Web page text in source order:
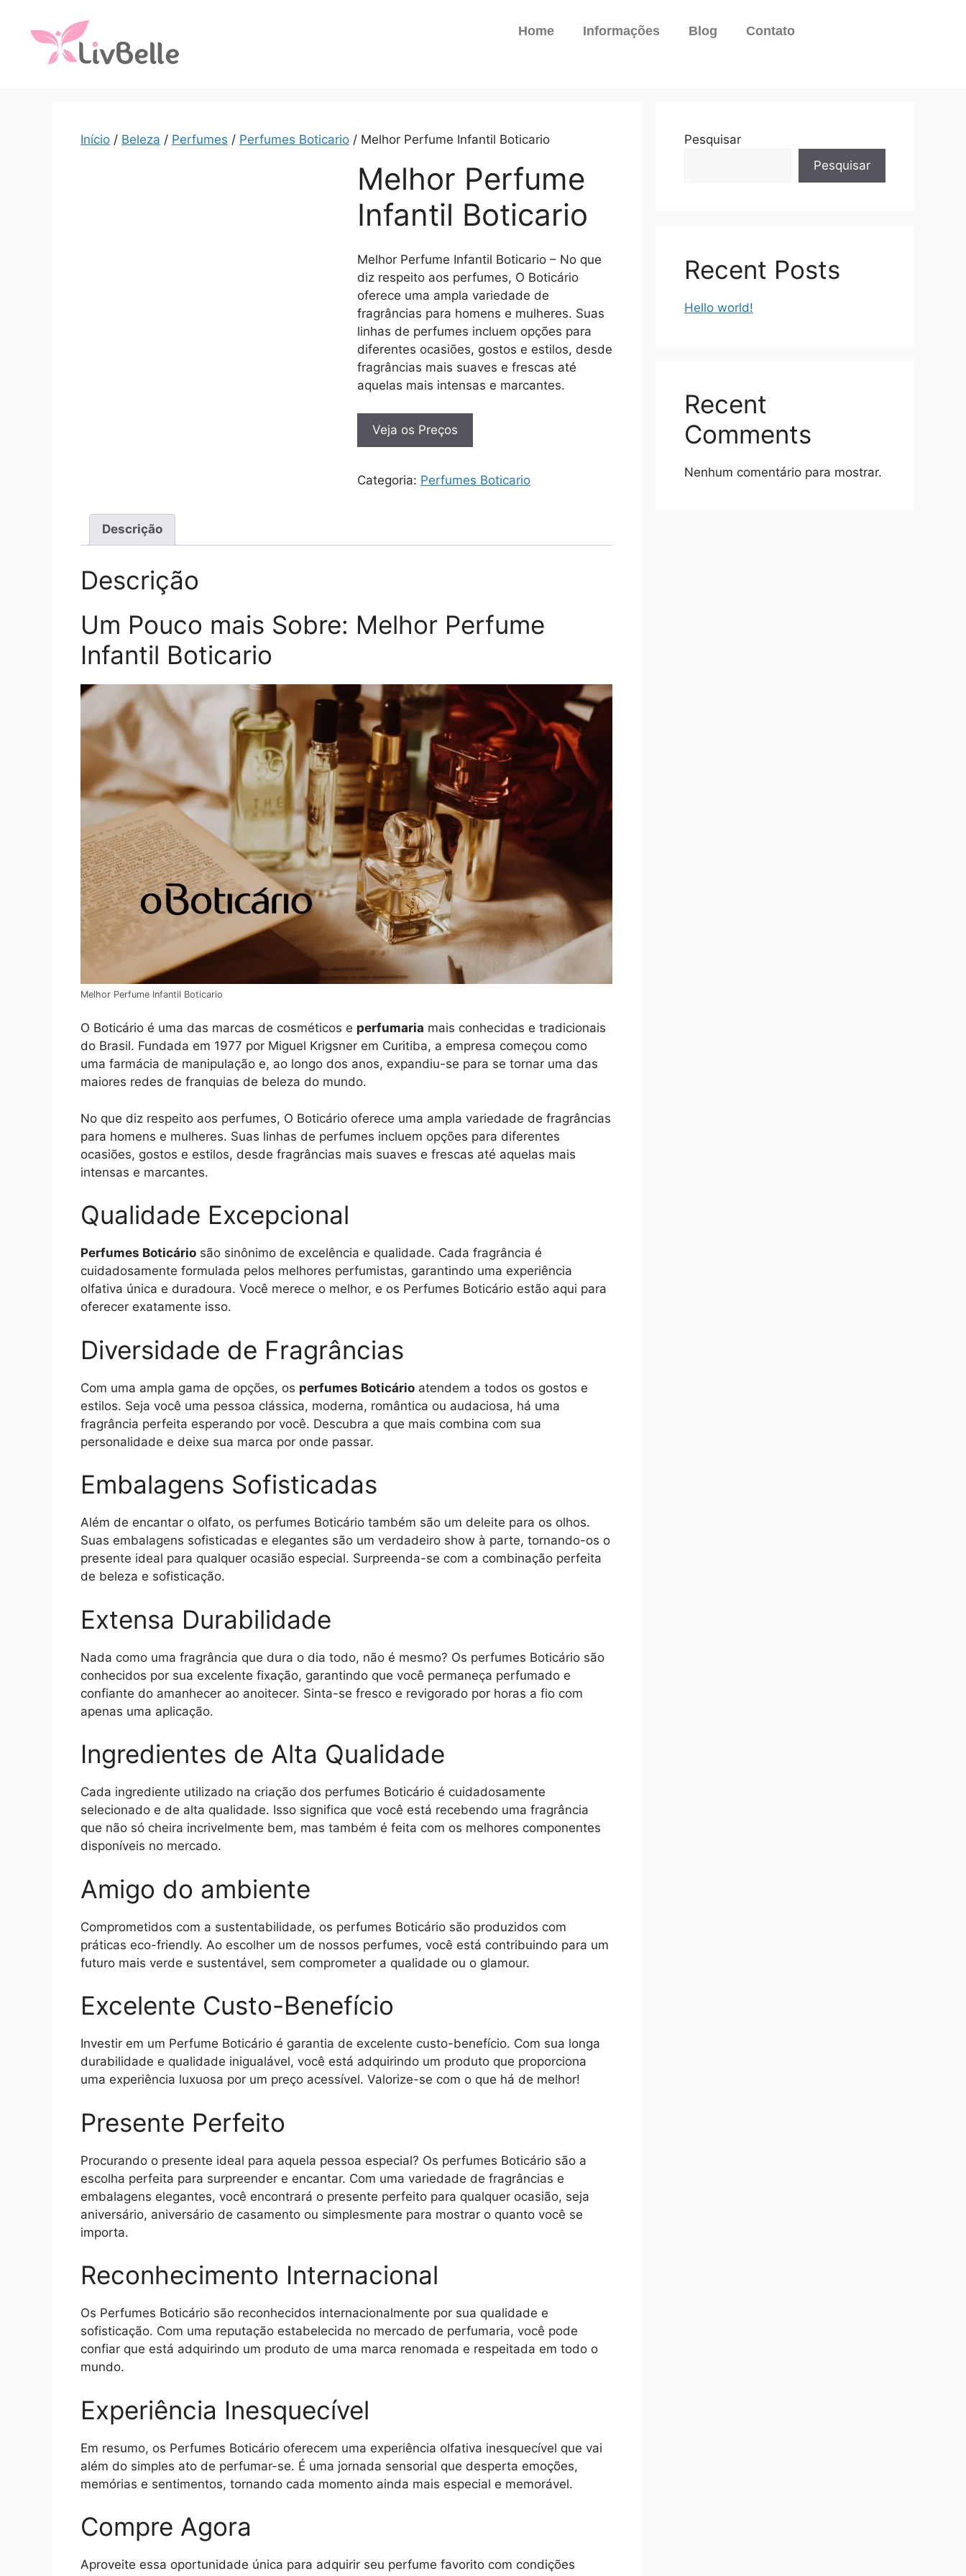
Home Informações Blog Contato
Início / Beleza / Perfumes / Perfumes Boticario / Melhor Perfume Infantil Boticario
Melhor Perfume
Infantil Boticario
Melhor Perfume Infantil Boticario – No que
diz respeito aos perfumes, O Boticário
oferece uma ampla variedade de
fragrâncias para homens e mulheres. Suas
linhas de perfumes incluem opções para
diferentes ocasiões, gostos e estilos, desde
fragrâncias mais suaves e frescas até
aquelas mais intensas e marcantes.
Veja os Preços
Categoria: Perfumes Boticario
Descrição
Descrição
Um Pouco mais Sobre: Melhor Perfume
Infantil Boticario
Melhor Perfume Infantil Boticario
O Boticário é uma das marcas de cosméticos e perfumaria mais conhecidas e tradicionais
do Brasil. Fundada em 1977 por Miguel Krigsner em Curitiba, a empresa começou como
uma farmácia de manipulação e, ao longo dos anos, expandiu-se para se tornar uma das
maiores redes de franquias de beleza do mundo.
No que diz respeito aos perfumes, O Boticário oferece uma ampla variedade de fragrâncias
para homens e mulheres. Suas linhas de perfumes incluem opções para diferentes
ocasiões, gostos e estilos, desde fragrâncias mais suaves e frescas até aquelas mais
intensas e marcantes.
Qualidade Excepcional
Perfumes Boticário são sinônimo de excelência e qualidade. Cada fragrância é
cuidadosamente formulada pelos melhores perfumistas, garantindo uma experiência
olfativa única e duradoura. Você merece o melhor, e os Perfumes Boticário estão aqui para
oferecer exatamente isso.
Diversidade de Fragrâncias
Com uma ampla gama de opções, os perfumes Boticário atendem a todos os gostos e
estilos. Seja você uma pessoa clássica, moderna, romântica ou audaciosa, há uma
fragrância perfeita esperando por você. Descubra a que mais combina com sua
personalidade e deixe sua marca por onde passar.
Embalagens Sofisticadas
Além de encantar o olfato, os perfumes Boticário também são um deleite para os olhos.
Suas embalagens sofisticadas e elegantes são um verdadeiro show à parte, tornando-os o
presente ideal para qualquer ocasião especial. Surpreenda-se com a combinação perfeita
de beleza e sofisticação.
Extensa Durabilidade
Nada como uma fragrância que dura o dia todo, não é mesmo? Os perfumes Boticário são
conhecidos por sua excelente fixação, garantindo que você permaneça perfumado e
confiante do amanhecer ao anoitecer. Sinta-se fresco e revigorado por horas a fio com
apenas uma aplicação.
Ingredientes de Alta Qualidade
Cada ingrediente utilizado na criação dos perfumes Boticário é cuidadosamente
selecionado e de alta qualidade. Isso significa que você está recebendo uma fragrância
que não só cheira incrivelmente bem, mas também é feita com os melhores componentes
disponíveis no mercado.
Amigo do ambiente
Comprometidos com a sustentabilidade, os perfumes Boticário são produzidos com
práticas eco-friendly. Ao escolher um de nossos perfumes, você está contribuindo para um
futuro mais verde e sustentável, sem comprometer a qualidade ou o glamour.
Excelente Custo-Benefício
Investir em um Perfume Boticário é garantia de excelente custo-benefício. Com sua longa
durabilidade e qualidade inigualável, você está adquirindo um produto que proporciona
uma experiência luxuosa por um preço acessível. Valorize-se com o que há de melhor!
Presente Perfeito
Procurando o presente ideal para aquela pessoa especial? Os perfumes Boticário são a
escolha perfeita para surpreender e encantar. Com uma variedade de fragrâncias e
embalagens elegantes, você encontrará o presente perfeito para qualquer ocasião, seja
aniversário, aniversário de casamento ou simplesmente para mostrar o quanto você se
importa.
Reconhecimento Internacional
Os Perfumes Boticário são reconhecidos internacionalmente por sua qualidade e
sofisticação. Com uma reputação estabelecida no mercado de perfumaria, você pode
confiar que está adquirindo um produto de uma marca renomada e respeitada em todo o
mundo.
Experiência Inesquecível
Em resumo, os Perfumes Boticário oferecem uma experiência olfativa inesquecível que vai
além do simples ato de perfumar-se. É uma jornada sensorial que desperta emoções,
memórias e sentimentos, tornando cada momento ainda mais especial e memorável.
Compre Agora
Aproveite essa oportunidade única para adquirir seu perfume favorito com condições
Pesquisar
Pesquisar
Recent Posts
Hello world!
Recent
Comments
Nenhum comentário para mostrar.